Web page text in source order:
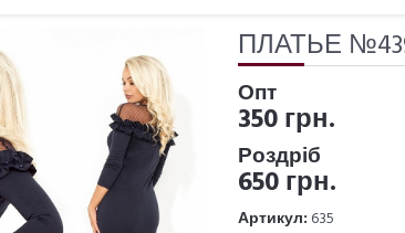
ПЛАТЬЕ
Опт
350 грн.
Роздріб
650 грн.
Артикул: 635